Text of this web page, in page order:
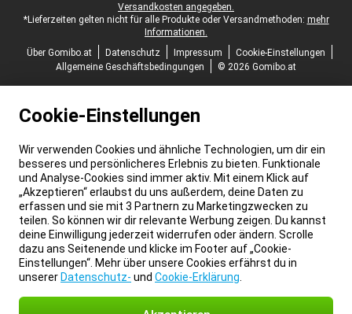
Versandkosten angegeben.
*Lieferzeiten gelten nicht für alle Produkte oder Versandmethoden: mehr
Informationen.
Über Gomibo.at
Datenschutz Impressum
Cookie-Einstellungen
Allgemeine Geschäftsbedingungen
© 2026 Gomibo.at
Cookie-Einstellungen
Wir verwenden Cookies und ähnliche Technologien, um dir ein
besseres und persönlicheres Erlebnis zu bieten. Funktionale
und Analyse-Cookies sind immer aktiv. Mit einem Klick auf
„Akzeptieren“ erlaubst du uns außerdem, deine Daten zu
erfassen und sie mit 3 Partnern zu Marketingzwecken zu
teilen. So können wir dir relevante Werbung zeigen. Du kannst
deine Einwilligung jederzeit widerrufen oder ändern. Scrolle
dazu ans Seitenende und klicke im Footer auf „Cookie-
Einstellungen“. Mehr über unsere Cookies erfährst du in
unserer Datenschutz- und Cookie-Erklärung